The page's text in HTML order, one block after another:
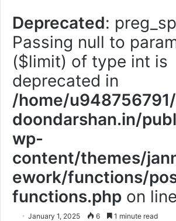
Deprecated:
Passing null to
($limit) of type int is
deprecated in
/home/
doondarshan.in/
wp-
content/themes/
ework/functions/
functions.php on line
January 1, 2025 6 1 minute read